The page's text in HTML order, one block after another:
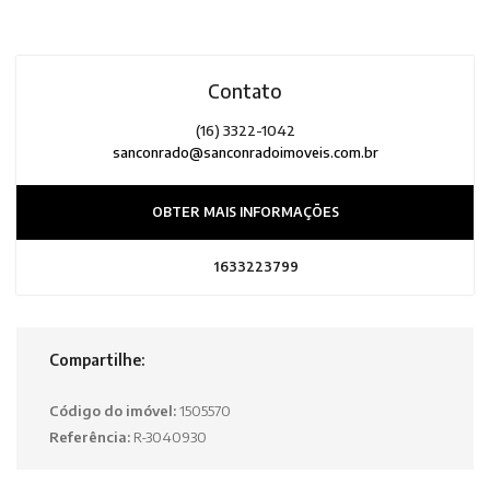
Contato
(16) 3322-1042
sanconrado@sanconradoimoveis.com.br
OBTER MAIS INFORMAÇÕES
1633223799
Compartilhe:
Código do imóvel:1505570
Referência: R-3040930